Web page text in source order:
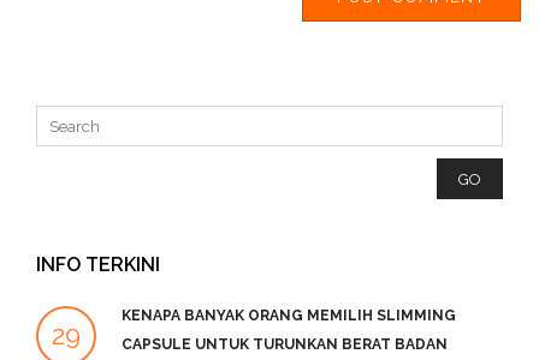
INFO TERKINI
29
KENAPA BANYAK ORANG MEMILIH SLIMMING
CAPSULE UNTUK TURUNKAN BERAT BADAN